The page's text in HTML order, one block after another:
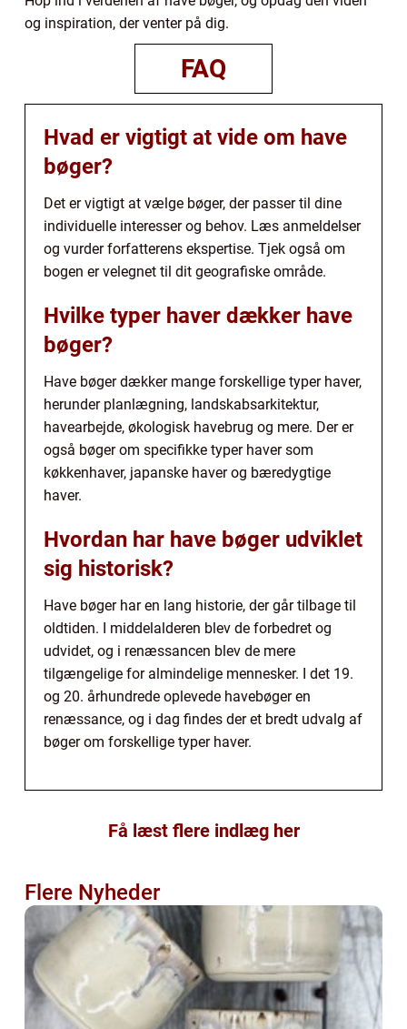
og inspiration, der venter på dig.
FAQ
Hvad er vigtigt at vide om have
bøger?
Det er vigtigt at vælge bøger, der passer til dine
individuelle interesser og behov. Læs anmeldelser
og vurder forfatterens ekspertise. Tjek også om
bogen er velegnet til dit geografiske område.
Hvilke typer haver dækker have
bøger?
Have bøger dækker mange forskellige typer haver,
herunder planlægning, landskabsarkitektur,
havearbejde, økologisk havebrug og mere. Der er
også bøger om specifikke typer haver som
køkkenhaver, japanske haver og bæredygtige
haver.
Hvordan har have bøger udviklet
sig historisk?
Have bøger har en lang historie, der går tilbage til
oldtiden. I middelalderen blev de forbedret og
udvidet, og i renæssancen blev de mere
tilgængelige for almindelige mennesker. I det 19.
og 20. århundrede oplevede havebøger en
renæssance, og i dag findes der et bredt udvalg af
bøger om forskellige typer haver.
Få læst flere indlæg her
Flere Nyheder